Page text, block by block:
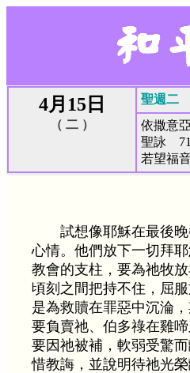
4月15日
（ 二 ）
聖週二
依撒意
聖詠
若望福
試想像耶穌在最後
心情。他們放下一切拜
教會的支柱，要為祂牧
頃刻之間把持不住，屈
是為救贖在罪惡中沉淪
要負賣祂、伯多祿在雞
要因祂被補，軟弱受驚
惜教誨，並說明待祂光